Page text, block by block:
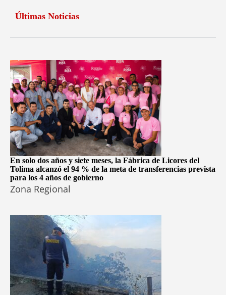
Últimas Noticias
En solo dos años y siete meses, la Fábrica de Licores del
Tolima alcanzó el 94 % de la meta de transferencias prevista
para los 4 años de gobierno
Zona Regional